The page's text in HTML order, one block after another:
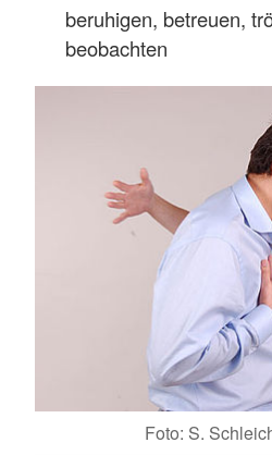
beruhigen, betreuen,
beobachten
Foto: S.